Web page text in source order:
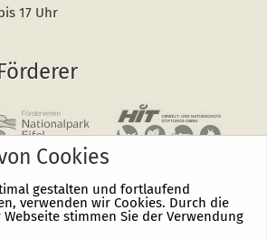
17 Uhr
Cookies
gestalten und fortlaufend
verwenden wir Cookies. Durch die
stimmen Sie der Verwendung